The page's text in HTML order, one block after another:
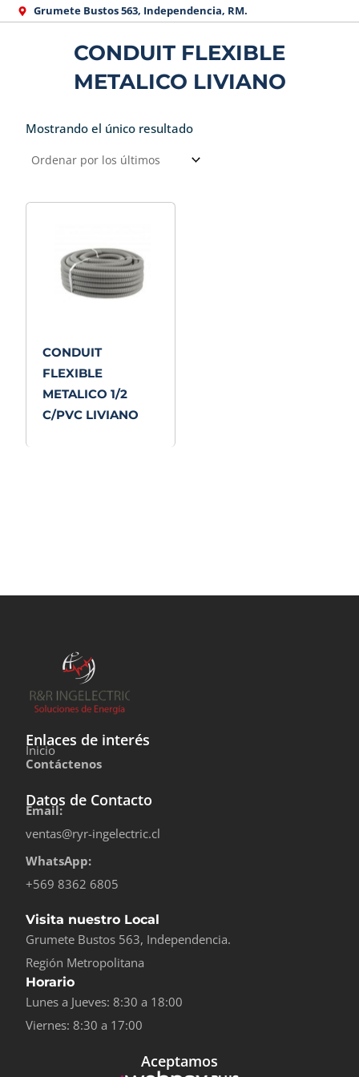
Grumete Bustos 563, Independencia, RM.
CONDUIT FLEXIBLE
METALICO LIVIANO
Mostrando el único resultado
CONDUIT
FLEXIBLE
METALICO 1/2
C/PVC LIVIANO
Enlaces de interés
Inicio
Contáctenos
Datos de Contacto
Email:
ventas@ryr-ingelectric.cl
WhatsApp:
+569 8362 6805
Visita nuestro Local
Grumete Bustos 563, Independencia.
Región Metropolitana
Horario
Lunes a Jueves: 8:30 a 18:00
Viernes: 8:30 a 17:00
Aceptamos